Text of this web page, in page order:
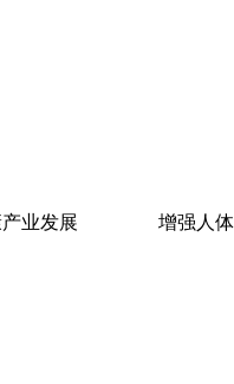
健康产业发展 增强人体